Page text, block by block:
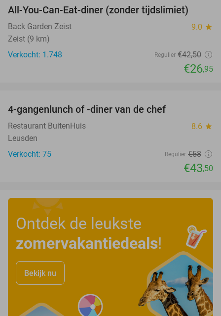
All-You-Can-Eat-diner (zonder tijdslimiet)
Back Garden Zeist 9.0 star
Zeist (9 km)
Verkocht: 1.748
Regulier €42,50
€26,95
4-gangenlunch of -diner van de chef
Restaurant BuitenHuis 8.6 star
Leusden
Verkocht: 75
Regulier €58
€43,50
Ontdek de leukste
zomervakantiedeals!
Bekijk nu